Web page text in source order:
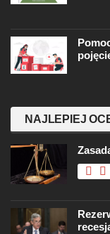
NAJLEPIEJ